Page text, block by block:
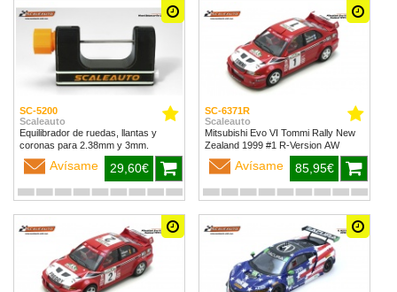
SC-5200
Scaleauto
Equilibrador de ruedas, llantas y
coronas para 2.38mm y 3mm.
Avísame 29,60€
SC-6371R
Scaleauto
Mitsubishi Evo VI Tommi Rally New
Zealand 1999 #1 R-Version AW
Avísame 85,95€